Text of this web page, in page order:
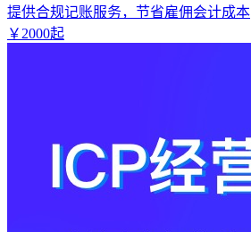
提供合规记账服务，节省雇佣会计成本
￥ 2000起